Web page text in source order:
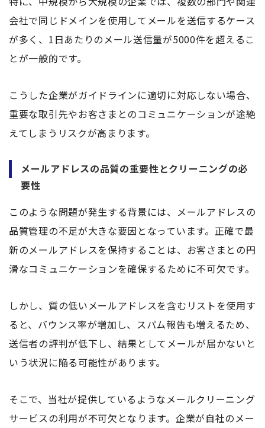
会社で同じドメインを使用してメールを送信するケース
が多く、1日あたりのメール送信量が5000件を超えるこ
とが一般的です。
こうした企業がガイドラインに適切に対応しない場合、
重要な取引先やお客さまとのコミュニケーションが途絶
えてしまうリスクが高まります。
メールアドレスの品質の重要性とクリーニングの必
要性
このような問題が発生する背景には、メールアドレスの
品質管理の不足が大きな要因となっています。正確で最
新のメールアドレスを保持することは、お客さまとの円
滑なコミュニケーションを確保するために不可欠です。
しかし、質の低いメールアドレスを含むリストを使用す
ると、バウンス率が増加し、スパム報告も増えるため、
送信者の評判が低下し、結果としてメールが届かないと
いう状況に陥る可能性があります。
そこで、当社が提供しているようなメールクリーニング
サービスの利用が不可欠となります。企業が自社のメー